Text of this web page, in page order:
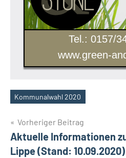
Tel.: 0157/
www.green-
Schlagwörter
Kommunalwahl 2020
Beitragsnavigation
Vorheriger Beitrag
Aktuelle Informationen
Lippe (Stand: 10.09.2020)